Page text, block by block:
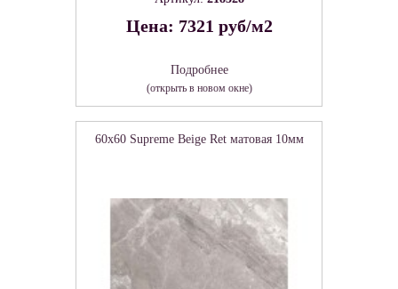
Цена: 7321 руб/м2
Подробнее
(открыть в новом окне)
60x60 Supreme Beige Ret матовая 10мм